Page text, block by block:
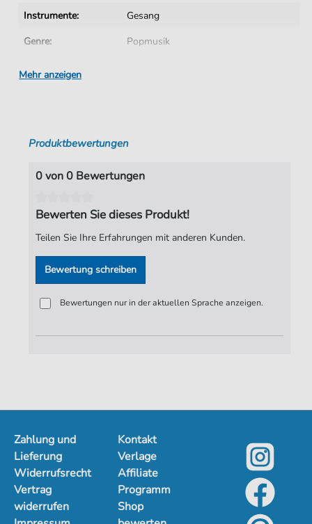
Instrumente:
Gesang
Genre:
Popmusik
Gesang:
Tonart:
C-Dur
Künstler:
Jürgens
Seiten:
3
03:03
Verlag:
ND-Verlag
Mehr anzeigen
Produktbewertungen
0 von 0 Bewertungen
Bewerten Sie dieses Produkt!
Teilen Sie Ihre Erfahrungen mit anderen Kunden.
Bewertung schreiben
Bewertungen nur in der aktuellen Sprache anzeigen.
Zahlung und
Lieferung
Widerrufsrecht
Vertrag
widerrufen
Kontakt
Verlage
Affiliate
Programm
Shop